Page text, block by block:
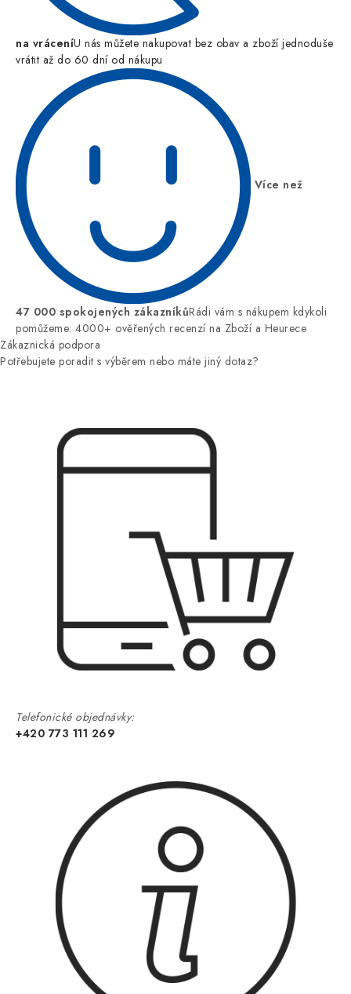
na vráceníU nás můžete nakupovat bez obav a zboží jednoduše
vrátit až do 60 dní od nákupu
Více než
47 000 spokojených zákazníkůRádi vám s nákupem kdykoli
pomůžeme: 4000+ ověřených recenzí na Zboží a Heurece
Zákaznická podpora
Potřebujete poradit s výběrem nebo máte jiný dotaz?
Telefonické objednávky:
+420 773 111 269